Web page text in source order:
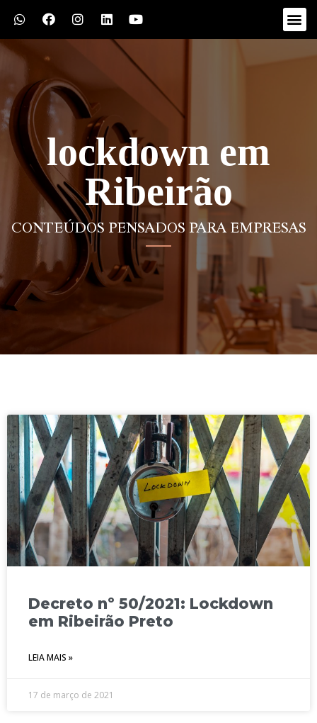
lockdown em
Ribeirão
CONTEÚDOS PENSADOS PARA EMPRESAS
Decreto nº 50/2021: Lockdown
em Ribeirão Preto
LEIA MAIS »
17 de março de 2021